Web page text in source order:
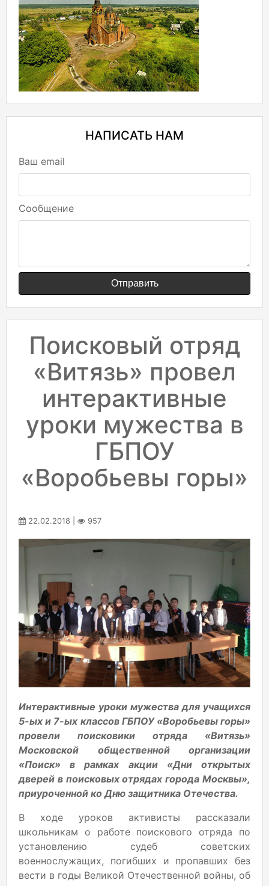
НАПИСАТЬ НАМ
Ваш email
Сообщение
Отправить
Поисковый отряд
«Витязь» провел
интерактивные
уроки мужества в
ГБПОУ
«Воробьевы горы»
22.02.2018 | 957
Интерактивные уроки мужества для учащихся
5-ых и 7-ых классов ГБПОУ «Воробьевы горы»
провели поисковики отряда «Витязь»
Московской общественной организации
«Поиск» в рамках акции «Дни открытых
дверей в поисковых отрядах города Москвы»,
приуроченной ко Дню защитника Отечества.
В ходе уроков активисты рассказали
школьникам о работе поискового отряда по
установлению судеб советских
военнослужащих, погибших и пропавших без
вести в годы Великой Отечественной войны, об